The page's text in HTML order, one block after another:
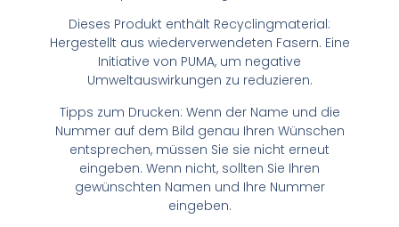
Dieses Produkt enthält Recyclingmaterial:
Hergestellt aus wiederverwendeten Fasern. Eine
Initiative von PUMA, um negative
Umweltauswirkungen zu reduzieren.
Tipps zum Drucken: Wenn der Name und die
Nummer auf dem Bild genau Ihren Wünschen
entsprechen, müssen Sie sie nicht erneut
eingeben. Wenn nicht, sollten Sie Ihren
gewünschten Namen und Ihre Nummer
eingeben.